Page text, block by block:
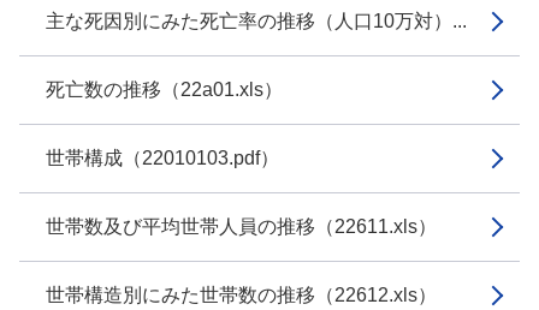
主な死因別にみた死亡率の推移（人口10万対）...
死亡数の推移（22a01.xls）
世帯構成（22010103.pdf）
世帯数及び平均世帯人員の推移（22611.xls）
世帯構造別にみた世帯数の推移（22612.xls）